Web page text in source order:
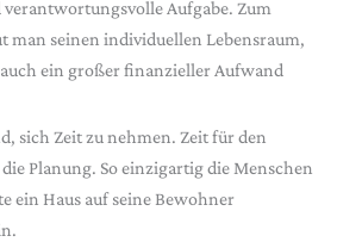
verantwortungsvolle Aufgabe. Zum
man seinen individuellen Lebensraum,
ein großer finanzieller Aufwand
sich Zeit zu nehmen. Zeit für den
Planung. So einzigartig die Menschen
ein Haus auf seine Bewohner